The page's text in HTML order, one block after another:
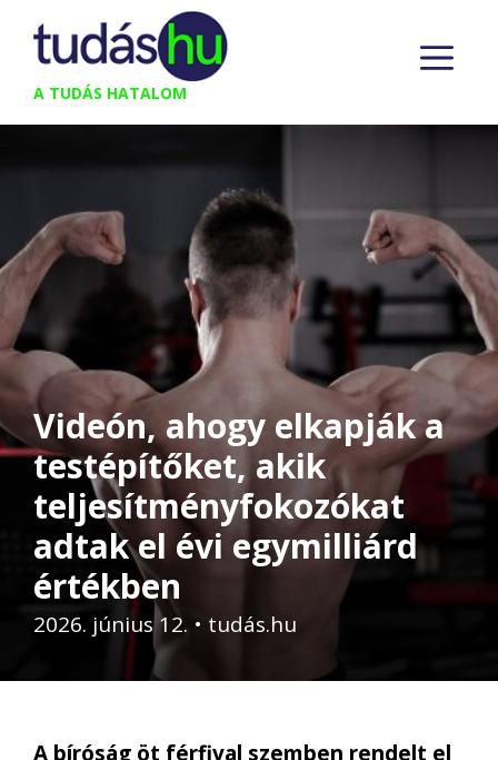
Kilépés
tartalomba
A TUDÁS HATALOM
Videón, ahogy elkapják a
testépítőket, akik
teljesítményfokozókat
adtak el évi egymilliárd
értékben
2026. június 12. • tudás.hu
A bíróság öt férfival szemben rendelt el